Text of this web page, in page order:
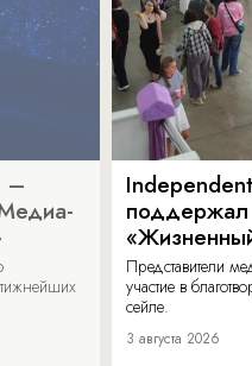
–
Представители
участие в
сейле.
3 августа 2026